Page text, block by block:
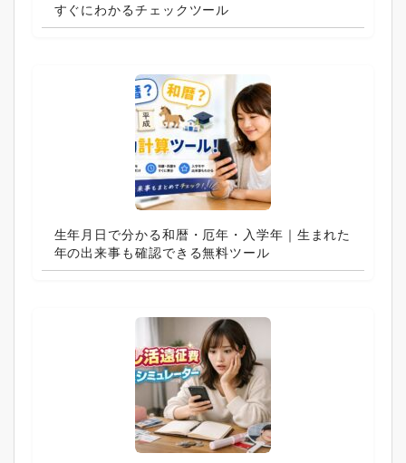
すぐにわかるチェックツール
生年月日で分かる和暦・厄年・入学年｜生まれた
年の出来事も確認できる無料ツール